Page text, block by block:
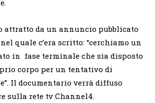
attratto da un annuncio pubblicato
quale c’era scritto: “cerchiamo un
in fase terminale che sia disposto
corpo per un tentativo di
Il documentario verrà diffuso
sulla rete tv Channel4.